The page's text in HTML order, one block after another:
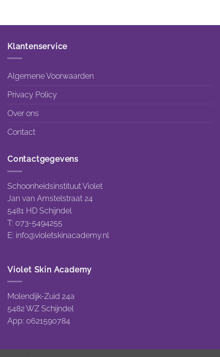
Klantenservice
Algemene Voorwaarden
Privacy Policy
Over ons
Contact
Contactgegevens
Schoonheidsinstituut Violet
Jan van Amstelstraat 24
5481 HD Schijndel
T: 073-5494255
E: info@violetskinacademy.nl
Violet Skin Academy
Molendijk-Zuid 24a
5482 WZ Schijndel
App: 0621590784